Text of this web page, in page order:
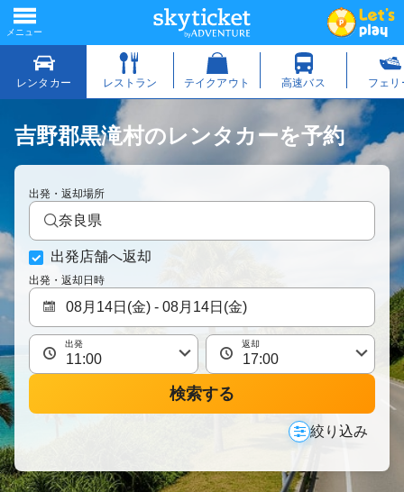
吉野郡黒滝村のレンタカーを予約
出発・返却場所
奈良県
出発店舗へ返却
出発・返却日時
出発 返却
検索する
絞り込み